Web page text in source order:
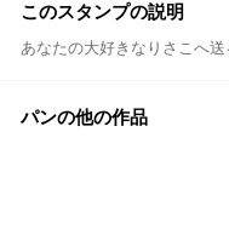
このスタンプの説明
あなたの大好きなりさこへ
パンの他の作品